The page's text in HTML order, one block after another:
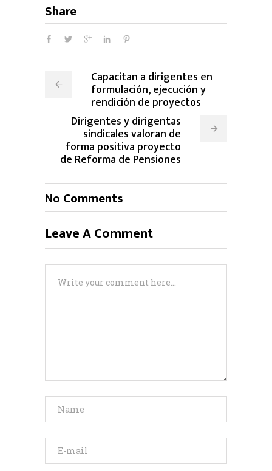
Share
Capacitan a dirigentes en
formulación, ejecución y
rendición de proyectos
Dirigentes y dirigentas
sindicales valoran de
forma positiva proyecto
de Reforma de Pensiones
No Comments
Leave A Comment